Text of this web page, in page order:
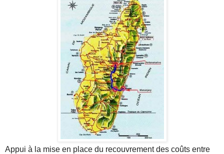
Appui à la mise en place du recouvrement des coûts entre